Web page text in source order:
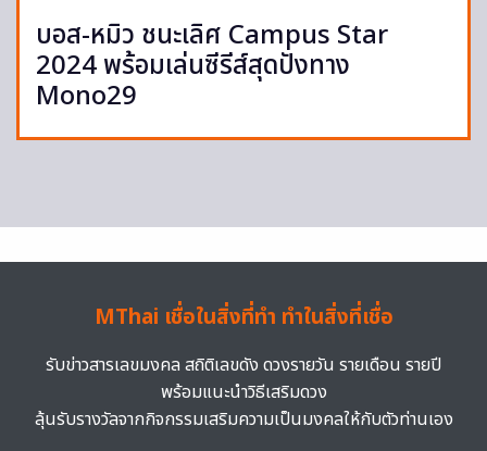
บอส-หมิว ชนะเลิศ Campus Star
2024 พร้อมเล่นซีรีส์สุดปังทาง
Mono29
MThai เชื่อในสิ่งที่ทำ ทำในสิ่งที่เชื่อ
รับข่าวสารเลขมงคล สถิติเลขดัง ดวงรายวัน รายเดือน รายปี
พร้อมแนะนำวิธีเสริมดวง
ลุ้นรับรางวัลจากกิจกรรมเสริมความเป็นมงคลให้กับตัวท่านเอง